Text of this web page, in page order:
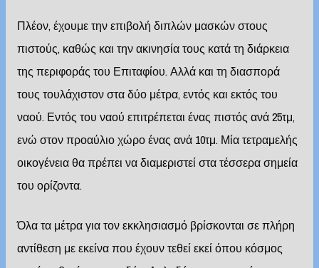
Πλέον, έχουμε την επιβολή διπλών μασκών στους
πιστούς, καθώς και την ακινησία τους κατά τη διάρκεια
της περιφοράς του Επιταφίου. Αλλά και τη διασπορά
τους τουλάχιστον στα δύο μέτρα, εντός και εκτός του
ναού. Εντός του ναού επιτρέπεται ένας πιστός ανά 25τμ,
ενώ στον προαύλιο χώρο ένας ανά 10τμ. Μία τετραμελής
οικογένεια θα πρέπει να διαμεριστεί στα τέσσερα σημεία
του ορίζοντα.
Όλα τα μέτρα για τον εκκλησιασμό βρίσκονται σε πλήρη
αντίθεση με εκείνα που έχουν τεθεί εκεί όπου κόσμος